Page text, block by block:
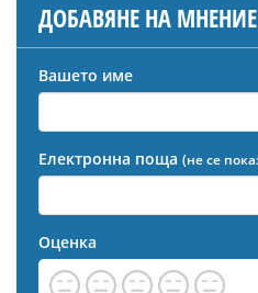
ДОБАВЯНЕ НА МНЕНИЕ
Вашето име
Електронна поща (не се
Оценка